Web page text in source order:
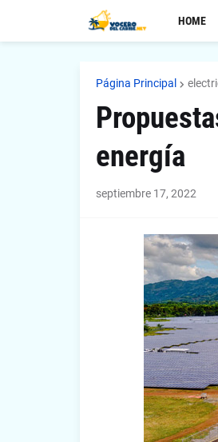
HOME
Página Principal
energía
septiembre 17, 2022